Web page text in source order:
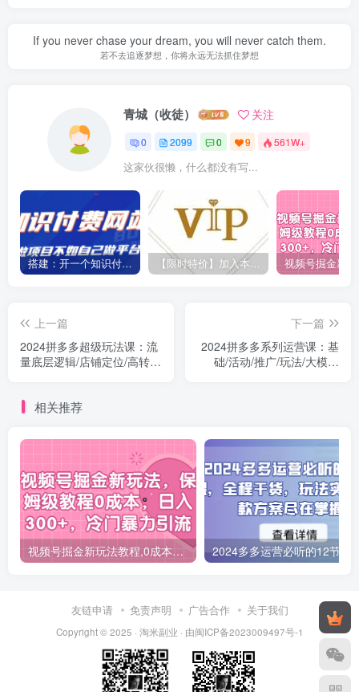
If you never chase your dream, you will never catch them.
若不去追逐梦想，你将永远无法抓住梦想
青城（收徒） 关注
0 2099 0 9 561W+
这家伙很懒，什么都没有写...
搭建：开一个知识付费资源网站，24小时全自动赚钱！ 【限时特价】加入本站VIP会员，海量最新各大团队网赚内部教程全免费，每天持续更新！
上一篇
2024拼多多超级玩法课：流
量底层逻辑/店铺定位/高转化
下一篇
2024拼多多系列运营课：基
础/活动/推广/玩法/大模块
相关推荐
视频号掘金新玩法教程,0成本，日入300+，冷门暴力引流
友链申请 免责声明 广告合作 关于我们
Copyright © 2025 · 淘米副业 · 由闽ICP备2023009497号-1